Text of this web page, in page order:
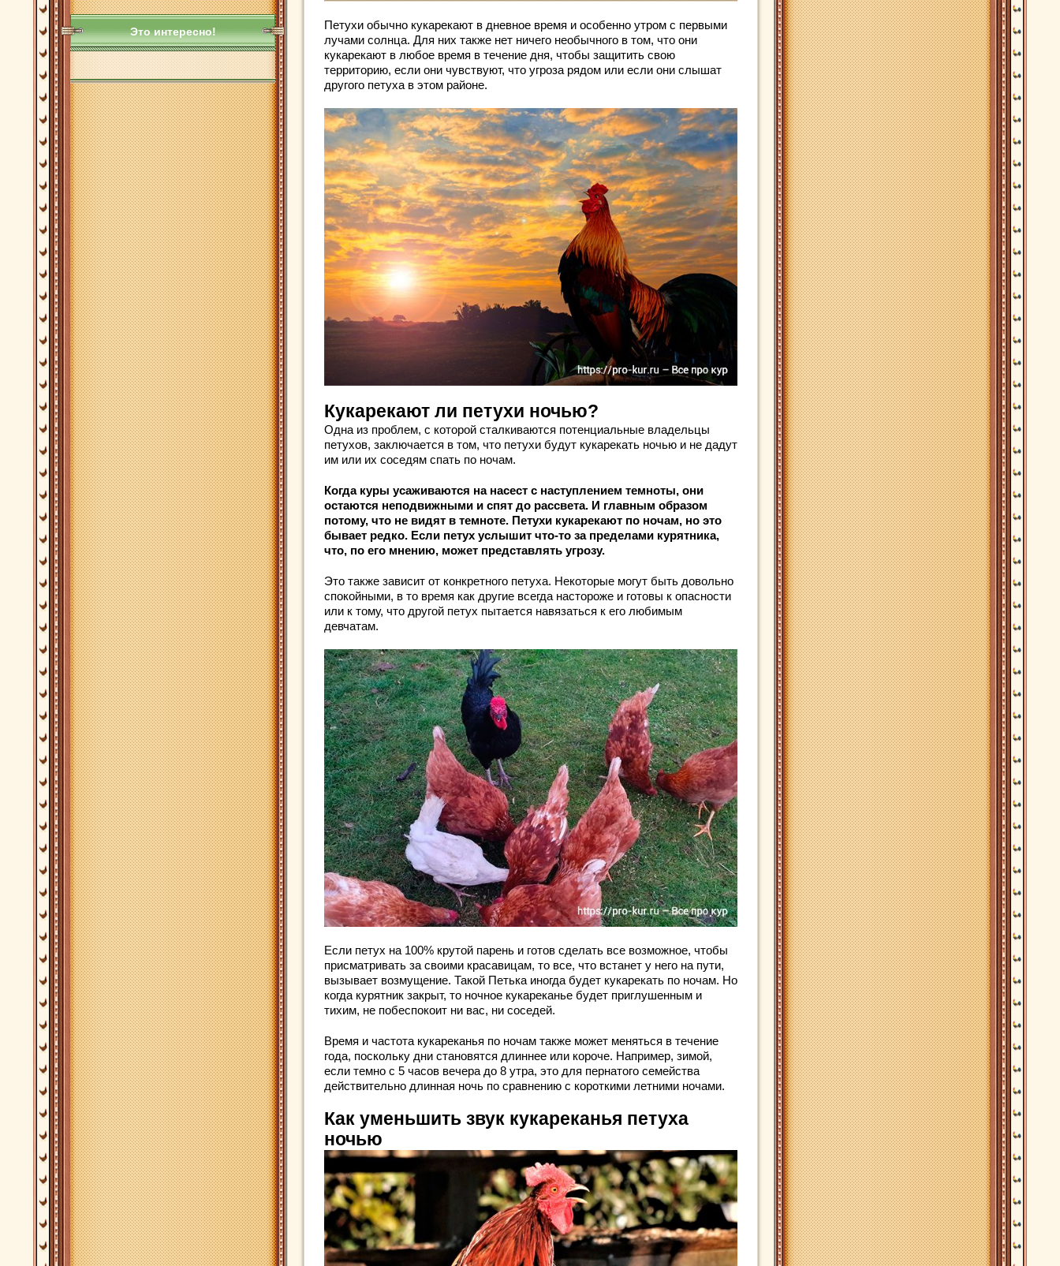
Это интересно!
Петухи обычно кукарекают в дневное время и особенно утром с первыми
лучами солнца. Для них также нет ничего необычного в том, что они
кукарекают в любое время в течение дня, чтобы защитить свою
территорию, если они чувствуют, что угроза рядом или если они слышат
другого петуха в этом районе.
Кукарекают ли петухи ночью?
Одна из проблем, с которой сталкиваются потенциальные владельцы
петухов, заключается в том, что петухи будут кукарекать ночью и не дадут
им или их соседям спать по ночам.
Когда куры усаживаются на насест с наступлением темноты, они
остаются неподвижными и спят до рассвета. И главным образом
потому, что не видят в темноте. Петухи кукарекают по ночам, но это
бывает редко. Если петух услышит что-то за пределами курятника,
что, по его мнению, может представлять угрозу.
Это также зависит от конкретного петуха. Некоторые могут быть довольно
спокойными, в то время как другие всегда настороже и готовы к опасности
или к тому, что другой петух пытается навязаться к его любимым
девчатам.
Если петух на 100% крутой парень и готов сделать все возможное, чтобы
присматривать за своими красавицам, то все, что встанет у него на пути,
вызывает возмущение. Такой Петька иногда будет кукарекать по ночам. Но
когда курятник закрыт, то ночное кукареканье будет приглушенным и
тихим, не побеспокоит ни вас, ни соседей.
Время и частота кукареканья по ночам также может меняться в течение
года, поскольку дни становятся длиннее или короче. Например, зимой,
если темно с 5 часов вечера до 8 утра, это для пернатого семейства
действительно длинная ночь по сравнению с короткими летними ночами.
Как уменьшить звук кукареканья петуха
ночью